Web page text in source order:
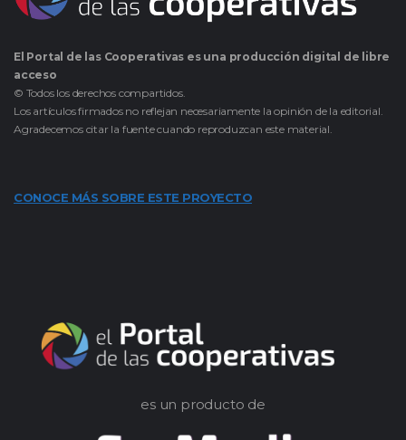
El Portal de las Cooperativas es una producción digital de libre
acceso
© Todos los derechos compartidos.
Los artículos firmados no reflejan necesariamente la opinión de la editorial.
Agradecemos citar la fuente cuando reproduzcan este material.
CONOCE MÁS SOBRE ESTE PROYECTO
es un producto de